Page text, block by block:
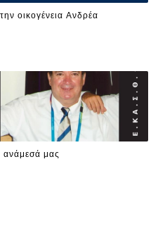
οικογένεια Ανδρέα
μας